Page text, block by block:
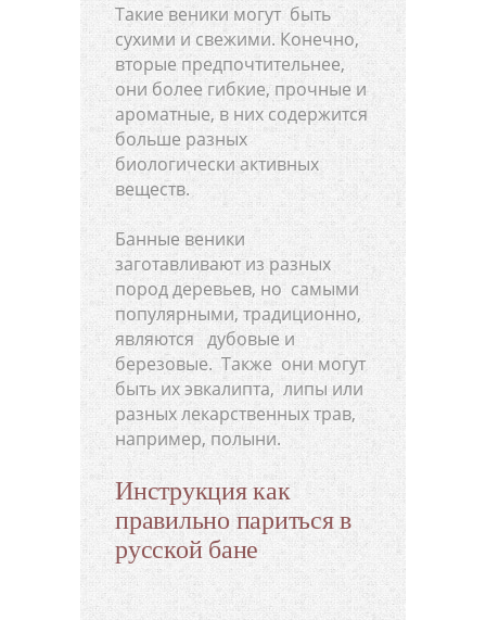
Такие веники могут быть
сухими и свежими. Конечно,
вторые предпочтительнее,
они более гибкие, прочные и
ароматные, в них содержится
больше разных
биологически активных
веществ.
Банные веники
заготавливают из разных
пород деревьев, но самыми
популярными, традиционно,
являются дубовые и
березовые. Также они могут
быть их эвкалипта, липы или
разных лекарственных трав,
например, полыни.
Инструкция как
правильно париться в
русской бане